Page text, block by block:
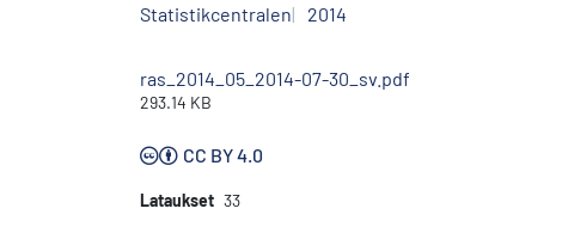
Statistikcentralen 2014
ras_2014_05_2014-07-30_sv.pdf
293.14 KB
CC BY 4.0
Lataukset 33